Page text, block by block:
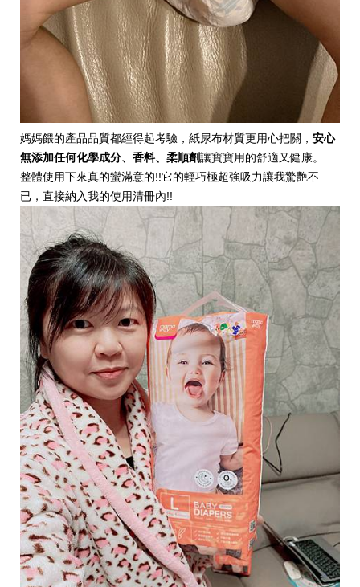
媽媽餵的產品品質都經得起考驗，紙尿布材質更用心把關， 安心
無添加任何化學成分、香料、柔順劑讓寶寶用的舒適又健康。
整體使用下來真的蠻滿意的!!它的輕巧極超強吸力讓我驚艷不
已，直接納入我的使用清冊內!!